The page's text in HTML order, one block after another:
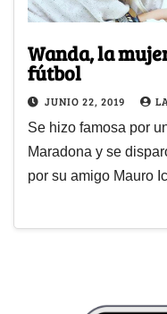
Wanda, la
fútbol
JUNIO 22, 2019
Se hizo famosa por
Maradona y se
por su amigo Mauro